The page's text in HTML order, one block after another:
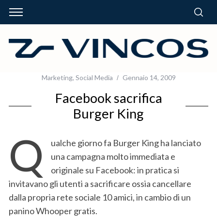
Marketing, Social Media Gennaio 14, 2009
Facebook sacrifica
Burger King
Q
ualche giorno fa Burger King ha lanciato
una campagna molto immediata e
originale su Facebook: in pratica si
invitavano gli utenti a sacrificare ossia cancellare
dalla propria rete sociale 10 amici, in cambio di un
panino Whooper gratis.